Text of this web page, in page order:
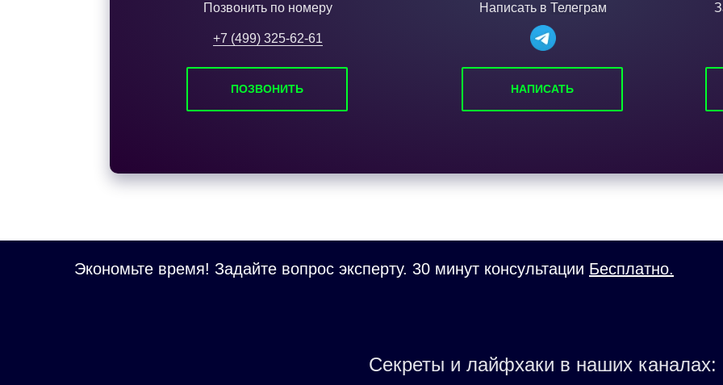
Позвонить по номеру
ПОЗВОНИТЬ
Написать в Телеграм
НАПИСАТЬ
+7 (499) 325-62-61
Экономьте время! Задайте вопрос эксперту. 30 минут консультации Бесплатно.
Секреты и лайфхаки в наших каналах: